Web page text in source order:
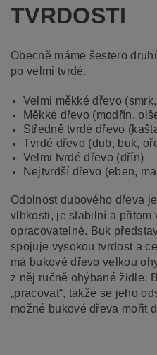
TVRDOSTI
Obecně máme šestero
po velmi tvrdé.
Velmi měkké dřevo
Měkké dřevo (modřín,
Středně tvrdé dřevo
Tvrdé dřevo (dub, buk,
Velmi tvrdé dřevo (dřín)
Nejtvrdší dřevo (eben,
Odolnost dubového dřeva
vlhkosti, je stabilní a přitom
opracovatelné. Buk
spojuje vysokou tvrdost a
má bukové dřevo velkou
z něj ručně ohýbané židle.
„pracovat“, takže se jeho
možné bukové dřeva mořit